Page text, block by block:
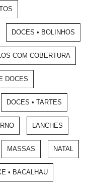
DOCES • BOLINHOS
COM COBERTURA
DOCES
DOCES • TARTES
LANCHES
MASSAS NATAL
• BACALHAU